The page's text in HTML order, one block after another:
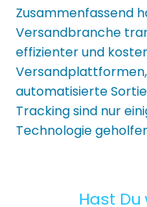
Zusammenfassend
Versandbranche
effizienter und
automatisierte
Tracking sind nur
Technologie
Hast